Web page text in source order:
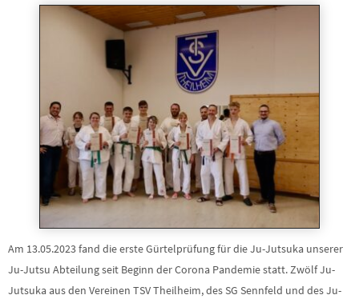
Am 13.05.2023 fand die erste Gürtelprüfung für die Ju-Jutsuka unserer
Ju-Jutsu Abteilung seit Beginn der Corona Pandemie statt. Zwölf Ju-
Jutsuka aus den Vereinen TSV Theilheim, des SG Sennfeld und des Ju-